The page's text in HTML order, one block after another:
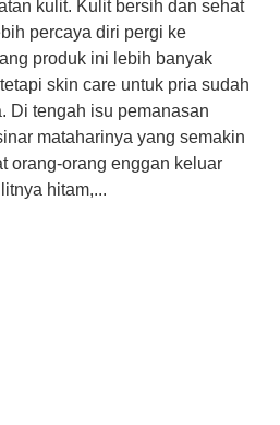
kulit. Kulit bersih dan sehat
percaya diri pergi ke
produk ini lebih banyak
skin care untuk pria sudah
Di tengah isu pemanasan
mataharinya yang semakin
orang-orang enggan keluar
hitam,...